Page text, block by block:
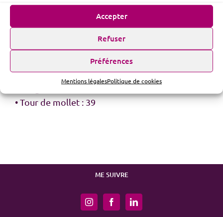
Accepter
Refuser
Préférences
Mentions légalesPolitique de cookies
• Carrure dos : 44
• Tour de poitrine : 110
• Tour de hanches : 108
• Taille-sol : 110
• Tour de mollet : 39
ME SUIVRE